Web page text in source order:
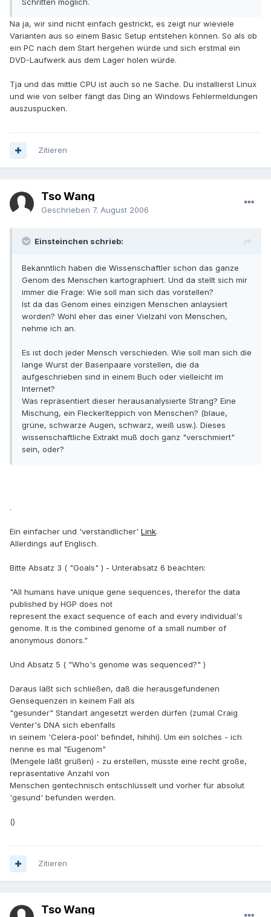
Schritten möglich.
Na ja, wir sind nicht einfach gestrickt, es zeigt nur wieviele
Varianten aus so einem Basic Setup entstehen können. So als ob
ein PC nach dem Start hergehen würde und sich erstmal ein
DVD-Laufwerk aus dem Lager holen würde.
Tja und das mittie CPU ist auch so ne Sache. Du installierst Linux
und wie von selber fängt das Ding an Windows Fehlermeldungen
auszuspucken.
Zitieren
Tso Wang
Geschrieben 7. August 2006
Einsteinchen schrieb:
Bekanntlich haben die Wissenschaftler schon das ganze
Genom des Menschen kartographiert. Und da stellt sich mir
immer die Frage: Wie soll man sich das vorstellen?
Ist da das Genom eines einzigen Menschen anlaysiert
worden? Wohl eher das einer Vielzahl von Menschen,
nehme ich an.
Es ist doch jeder Mensch verschieden. Wie soll man sich die
lange Wurst der Basenpaare vorstellen, die da
aufgeschrieben sind in einem Buch oder vielleicht im
Internet?
Was repräsentiert dieser herausanalysierte Strang? Eine
Mischung, ein Fleckerlteppich von Menschen? (blaue,
grüne, schwarze Augen, schwarz, weiß usw.). Dieses
wissenschaftliche Extrakt muß doch ganz "verschmiert"
sein, oder?
.
Ein einfacher und 'verständlicher' Link.
Allerdings auf Englisch.
Bitte Absatz 3 ( "Goals" ) - Unterabsatz 6 beachten:
"All humans have unique gene sequences, therefor the data
published by HGP does not
represent the exact sequence of each and every individual's
genome. It is the combined genome of a small number of
anonymous donors."
Und Absatz 5 ( "Who's genome was sequenced?" )
Daraus läßt sich schließen, daß die herausgefundenen
Gensequenzen in keinem Fall als
"gesunder" Standart angesetzt werden dürfen (zumal Craig
Venter's DNA sich ebenfalls
in seinem 'Celera-pool' befindet, hihihi). Um ein solches - ich
nenne es mal "Eugenom"
(Mengele läßt grüßen) - zu erstellen, müsste eine recht große,
repräsentative Anzahl von
Menschen gentechnisch entschlüsselt und vorher für absolut
'gesund' befunden werden.
()
Zitieren
Tso Wang